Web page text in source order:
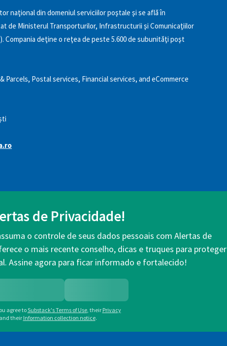
naţional din domeniul serviciilor poştale şi se află în
de Ministerul Transporturilor, Infrastructurii şi Comunicaţiilor
Compania deţine o reţea de peste 5.600 de subunităţi poşt
Parcels, Postal services, Financial services, and eCommerce
de Privacidade!
o controle de seus dados pessoais com Alertas de
o mais recente conselho, dicas e truques para proteger
Assine agora para ficar informado e fortalecido!
agree toSubstack's Terms of Use, their Privacy
and their Information collection notice.